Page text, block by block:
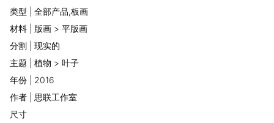
选
术
家
类型 | 全部产品,板画
材料 | 版画 > 平版画
分割 | 现实的
主题 | 植物 > 叶子
年份 | 2016
作者 | 思联工作室
尺寸